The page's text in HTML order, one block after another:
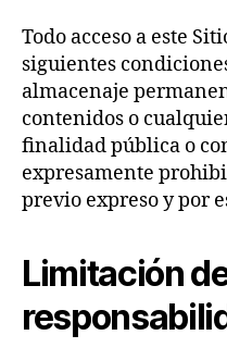
Todo acceso a este
siguientes
almacenaje
contenidos o
finalidad pública o
expresamente
previo expreso y por
Limitación